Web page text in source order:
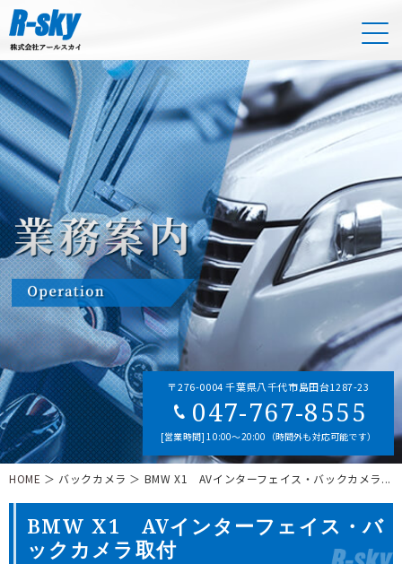
〒276-0004 千葉県八千代市島田台1287-23
047-767-8555
[営業時間] 10:00～20:00（時間外も対応可能です）
HOME ＞ バックカメラ ＞ BMW X1 AVインターフェイス・バックカメラ...
BMW X1 AVインターフェイス・バ
ックカメラ取付